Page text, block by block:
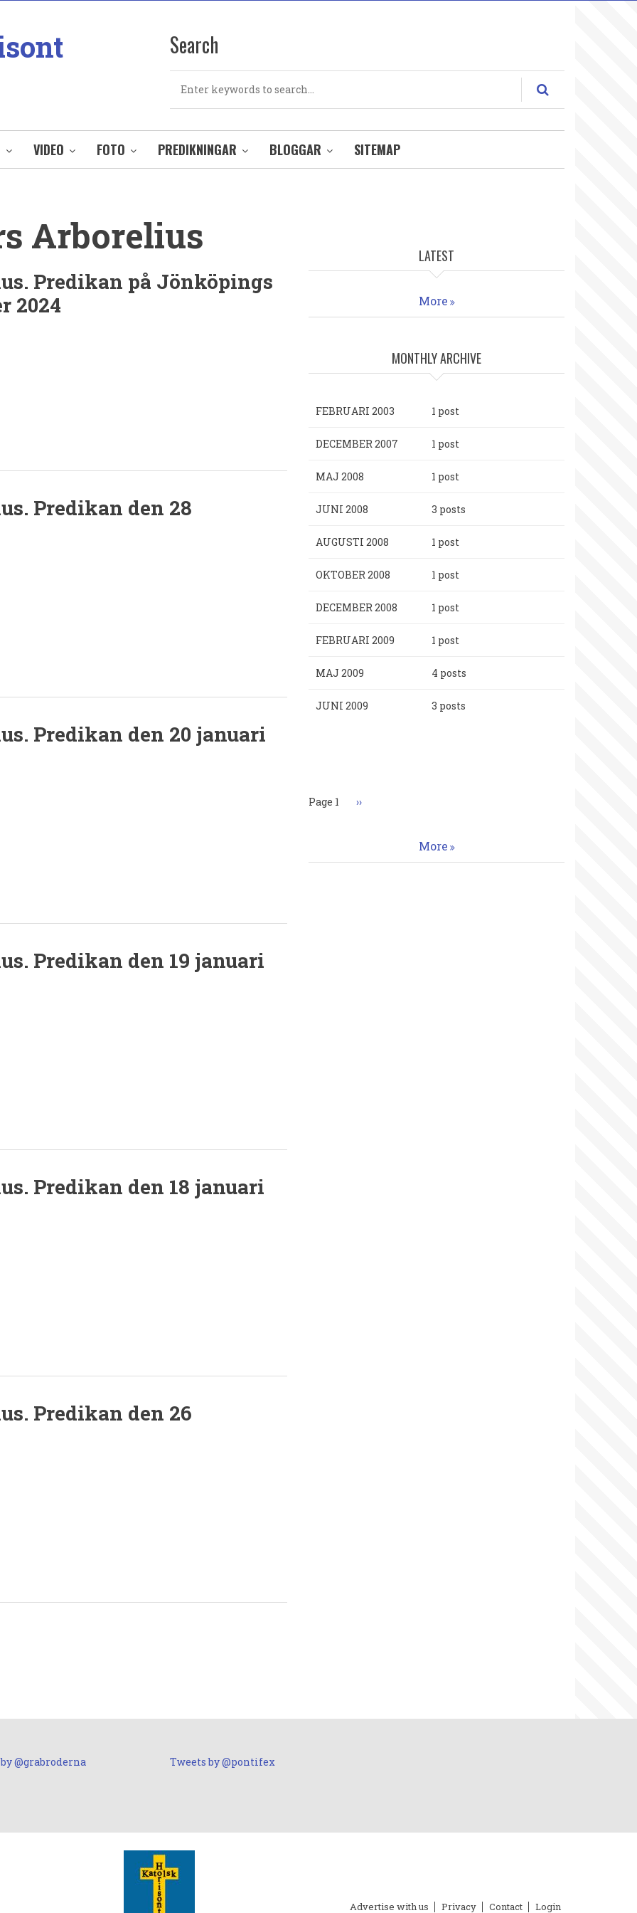
Search
VIDEO FOTO PREDIKNINGAR BLOGGAR SITEMAP
Arborelius
Predikan på Jönköpings
2024
Predikan den 28
Predikan den 20 januari
Predikan den 19 januari
Predikan den 18 januari
Predikan den 26
LATEST
More
MONTHLY ARCHIVE
FEBRUARI 2003 1 post
DECEMBER 2007 1 post
MAJ 2008 1 post
JUNI 2008 3 posts
AUGUSTI 2008 1 post
OKTOBER 2008 1 post
DECEMBER 2008 1 post
FEBRUARI 2009 1 post
MAJ 2009 4 posts
JUNI 2009 3 posts
Page 1 Nästa
››
More
@grabroderna Tweets by @pontifex
Advertise with us Privacy Contact Login